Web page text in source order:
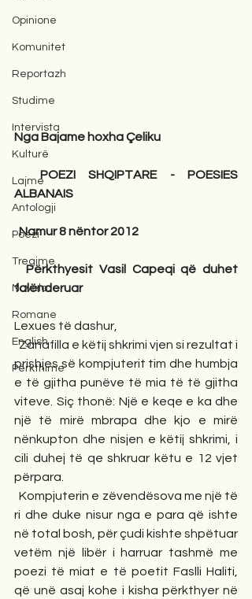
Opinione
Komunitet
Reportazh
Studime
Intervista
Kulturë
Lajme
Antologji
Poezi
Tregime
Novela
Romane
English
Përkthime
Nga Bajame hoxha Çeliku
POEZI SHQIPTARE - POESIES
ALBANAIS
Namur 8 nëntor 2012
Përkthyesit Vasil Capeqi që duhet
falënderuar
Lexues të dashur,
Zanafilla e këtij shkrimi vjen si rezultat i
prishjes së kompjuterit tim dhe humbja
e të gjitha punëve të mia të të gjitha
viteve. Siç thonë: Një e keqe e ka dhe
një të mirë mbrapa dhe kjo e mirë
nënkupton dhe nisjen e këtij shkrimi, i
cili duhej të qe shkruar këtu e 12 vjet
përpara.
Kompjuterin e zëvendësova me një të
ri dhe duke nisur nga e para që ishte
në total bosh, për çudi kishte shpëtuar
vetëm një libër i harruar tashmë me
poezi të miat e të poetit Faslli Haliti,
që unë asaj kohe i kisha përkthyer në